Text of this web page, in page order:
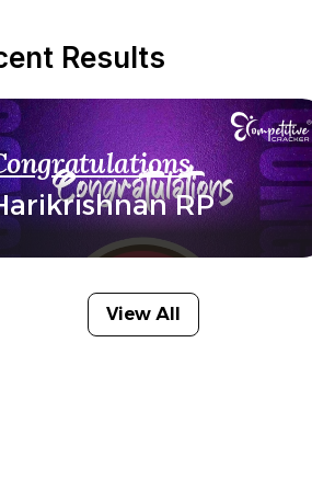
Results
RP
View All